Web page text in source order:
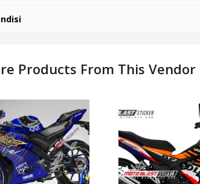
Products From This Vendor